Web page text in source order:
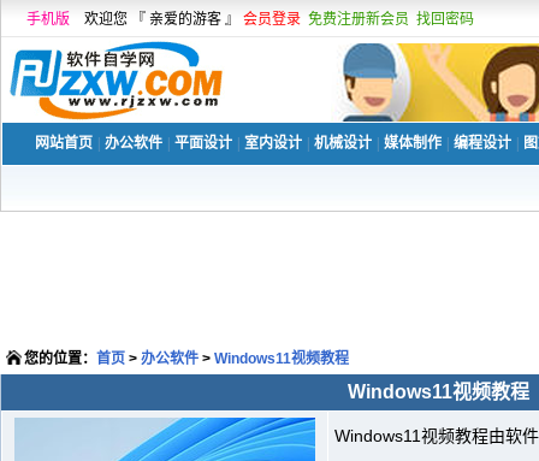
手机版 欢迎您 『 亲爱的游客 』 会员登录 免费注册新会员 找回密码
网站首页 办公软件 平面设计 室内设计 机械设计 媒体制作 编程设计
您的位置： 首页 > 办公软件 > Windows11视频教程
Windows11视频教程
Windows11视频教程由软